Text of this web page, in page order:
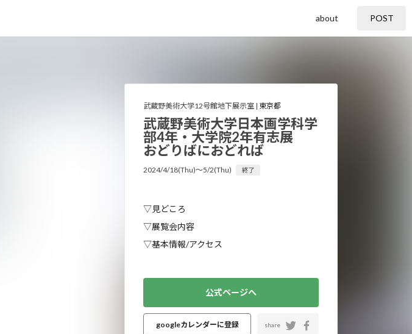
about POST
武蔵野美術大学12号館地下展示室 | 東京都
武蔵野美術大学日本画学科学
部4年・大学院2年有志展
おどりばにおどれば
2024/4/18(Thu)〜5/2(Thu) 終了
▽見どころ
▽展覧会内容
▽基本情報/アクセス
公式ページへ
googleカレンダーに登録 share